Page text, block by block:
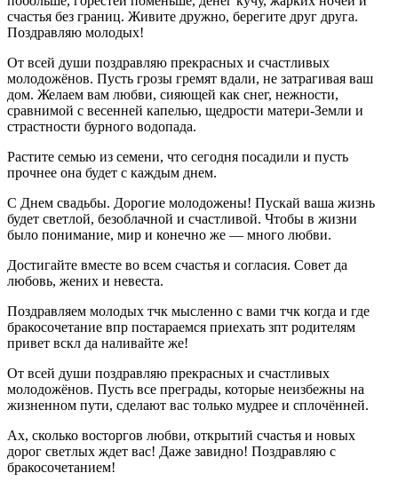
счастья без границ. Живите дружно, берегите друг друга.
Поздравляю молодых!
От всей души поздравляю прекрасных и счастливых
молодожёнов. Пусть грозы гремят вдали, не затрагивая ваш
дом. Желаем вам любви, сияющей как снег, нежности,
сравнимой с весенней капелью, щедрости матери-Земли и
страстности бурного водопада.
Растите семью из семени, что сегодня посадили и пусть
прочнее она будет с каждым днем.
С Днем свадьбы. Дорогие молодожены! Пускай ваша жизнь
будет светлой, безоблачной и счастливой. Чтобы в жизни
было понимание, мир и конечно же — много любви.
Достигайте вместе во всем счастья и согласия. Совет да
любовь, жених и невеста.
Поздравляем молодых тчк мысленно с вами тчк когда и где
бракосочетание впр постараемся приехать зпт родителям
привет вскл да наливайте же!
От всей души поздравляю прекрасных и счастливых
молодожёнов. Пусть все преграды, которые неизбежны на
жизненном пути, сделают вас только мудрее и сплочённей.
Ах, сколько восторгов любви, открытий счастья и новых
дорог светлых ждет вас! Даже завидно! Поздравляю с
бракосочетанием!